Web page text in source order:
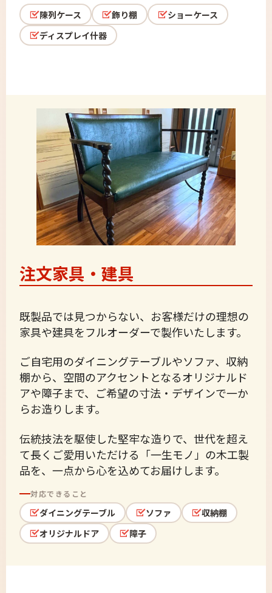
陳列ケース 飾り棚
ショーケース
ディスプレイ什器
注文家具・建具
既製品では見つからない、お客様だけの理想の
家具や建具をフルオーダーで製作いたします。
ご自宅用のダイニングテーブルやソファ、収納
棚から、空間のアクセントとなるオリジナルド
アや障子まで、ご希望の寸法・デザインで一か
らお造りします。
伝統技法を駆使した堅牢な造りで、世代を超え
て長くご愛用いただける「一生モノ」の木工製
品を、一点から心を込めてお届けします。
対応できること
ダイニングテーブル ソファ
収納棚
オリジナルドア
障子